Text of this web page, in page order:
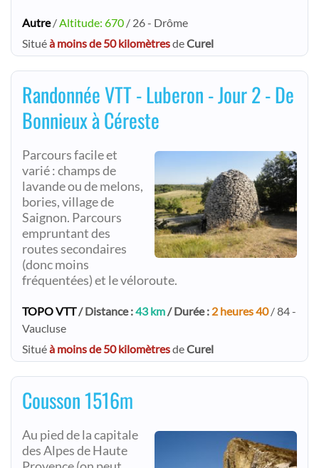
Autre/Altitude: 670 / 26 - Drôme
Situéà moins de 50 kilomètresdeCurel
Randonnée VTT - Luberon - Jour 2 - De
Bonnieux à Céreste
Parcours facile et
varié : champs de
lavande ou de melons,
bories, village de
Saignon. Parcours
empruntant des
routes secondaires
(donc moins
fréquentées) et le véloroute.
TOPO VTT/ Distance :43 km/ Durée : 2 heures 40/ 84 -
Vaucluse
Situéà moins de 50 kilomètresdeCurel
Cousson 1516m
Au pied de la capitale
des Alpes de Haute